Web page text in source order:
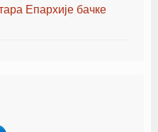
Епархије бачке